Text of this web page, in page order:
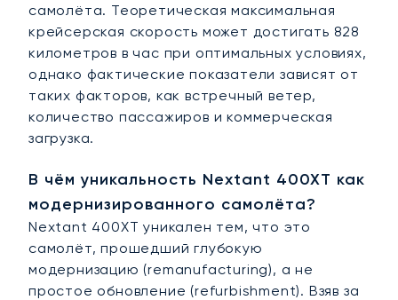
самолёта. Теоретическая максимальная
крейсерская скорость может достигать 828
километров в час при оптимальных условиях,
однако фактические показатели зависят от
таких факторов, как встречный ветер,
количество пассажиров и коммерческая
загрузка.
В чём уникальность Nextant 400XT как
модернизированного самолёта?
Nextant 400XT уникален тем, что это
самолёт, прошедший глубокую
модернизацию (remanufacturing), а не
простое обновление (refurbishment). Взяв за